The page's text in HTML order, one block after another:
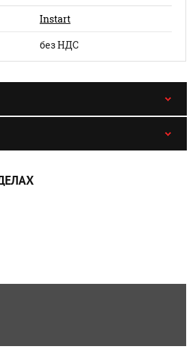
Instart
без НДС